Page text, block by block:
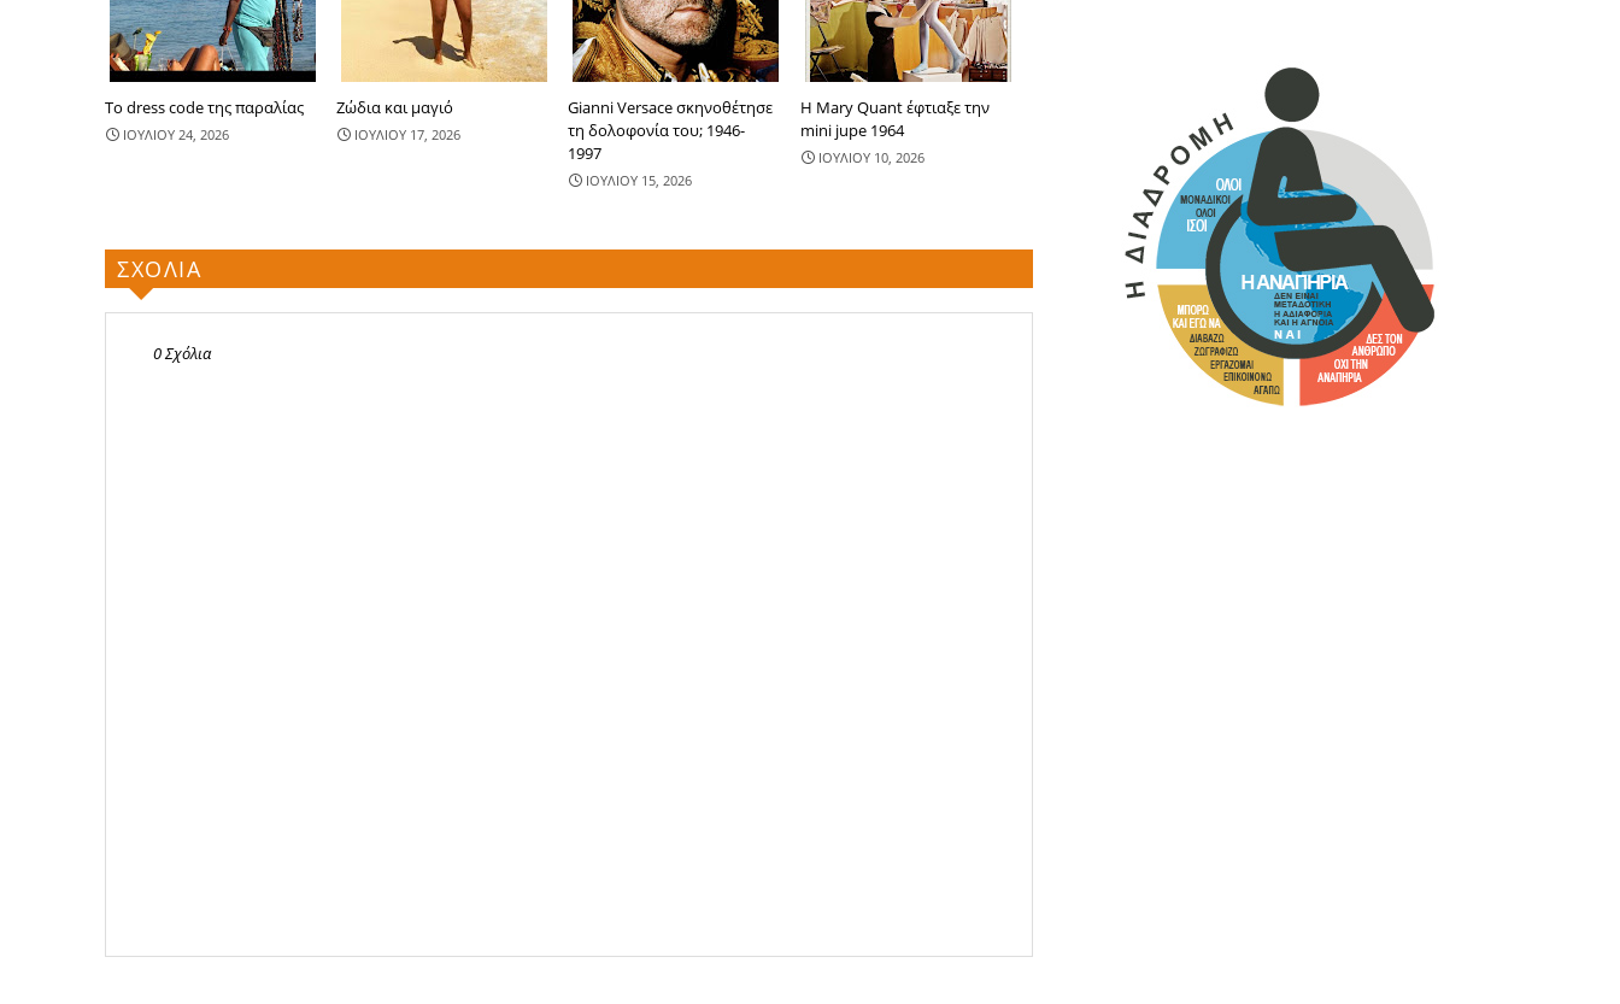
Το dress code της παραλίας
ΙΟΥΛΙΟΥ 24, 2026
Ζώδια και μαγιό
ΙΟΥΛΙΟΥ 17, 2026
Gianni Versace σκηνοθέτησε
τη δολοφονία του; 1946-
1997
ΙΟΥΛΙΟΥ 15, 2026
Η Mary Quant έφτιαξε την
mini jupe 1964
ΙΟΥΛΙΟΥ 10, 2026
ΣΧΟΛΙΑ
0 Σχόλια